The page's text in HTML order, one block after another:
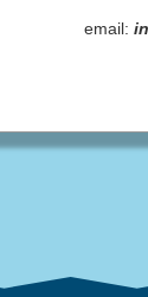
email: